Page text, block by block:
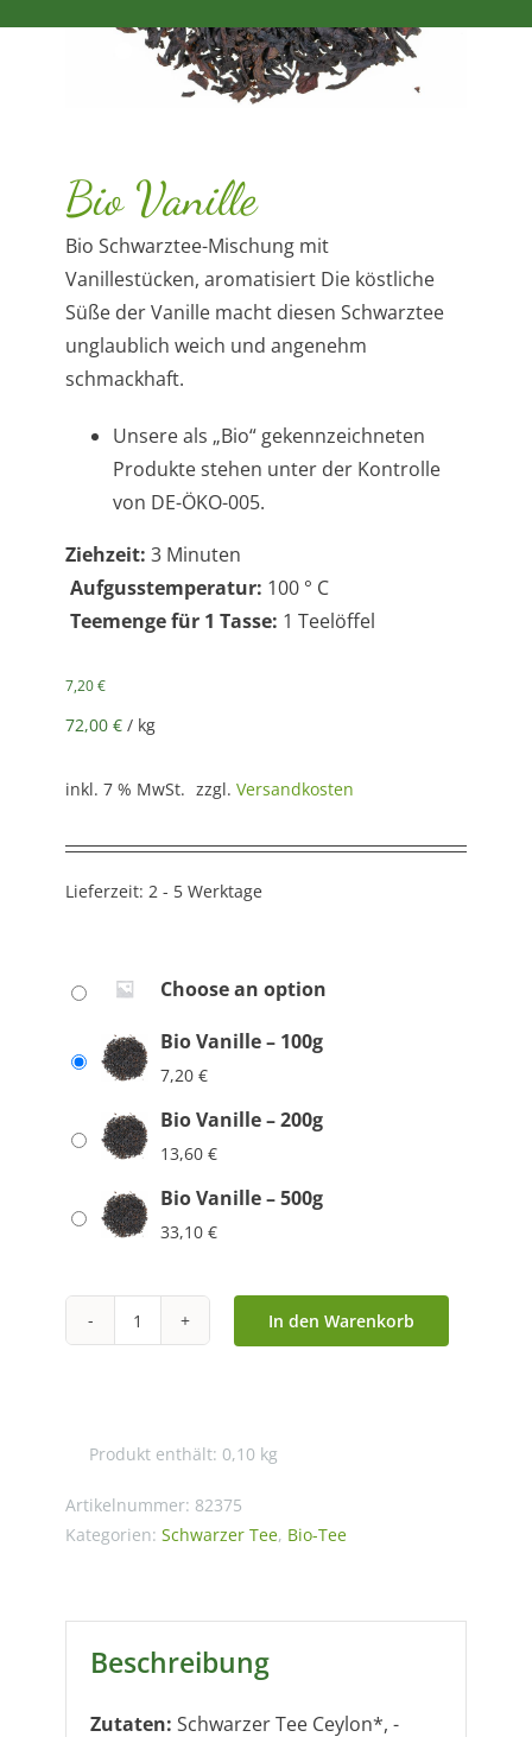
Bio Vanille
Bio Schwarztee-Mischung mit
Vanillestücken, aromatisiert Die köstliche
Süße der Vanille macht diesen Schwarztee
unglaublich weich und angenehm
schmackhaft.
Unsere als „Bio“ gekennzeichneten
Produkte stehen unter der Kontrolle
von DE-ÖKO-005.
Ziehzeit: 3 Minuten
Aufgusstemperatur: 100 ° C
Teemenge für 1 Tasse: 1 Teelöffel
7,20€
72,00 € / kg
inkl. 7 % MwSt. zzgl. Versandkosten
Lieferzeit: 2 - 5 Werktage
Choose an option
Bio Vanille – 100g
7,20 €
Bio Vanille – 200g
13,60 €
Bio Vanille – 500g
33,10 €
Bio
In den Warenkorb
Produkt enthält: 0,10 kg
Artikelnummer: 82375
Kategorien: Schwarzer Tee, Bio-Tee
Beschreibung
Zutaten: Schwarzer Tee Ceylon*, -